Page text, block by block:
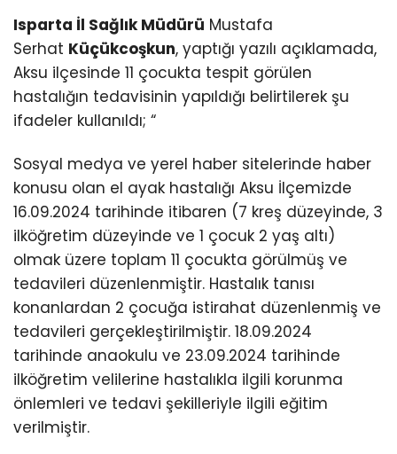
Isparta İl Sağlık Müdürü Mustafa
Serhat Küçükcoşkun, yaptığı yazılı açıklamada,
Aksu ilçesinde 11 çocukta tespit görülen
hastalığın tedavisinin yapıldığı belirtilerek şu
ifadeler kullanıldı; “
Sosyal medya ve yerel haber sitelerinde haber
konusu olan el ayak hastalığı Aksu İlçemizde
16.09.2024 tarihinde itibaren (7 kreş düzeyinde, 3
ilköğretim düzeyinde ve 1 çocuk 2 yaş altı)
olmak üzere toplam 11 çocukta görülmüş ve
tedavileri düzenlenmiştir. Hastalık tanısı
konanlardan 2 çocuğa istirahat düzenlenmiş ve
tedavileri gerçekleştirilmiştir. 18.09.2024
tarihinde anaokulu ve 23.09.2024 tarihinde
ilköğretim velilerine hastalıkla ilgili korunma
önlemleri ve tedavi şekilleriyle ilgili eğitim
verilmiştir.